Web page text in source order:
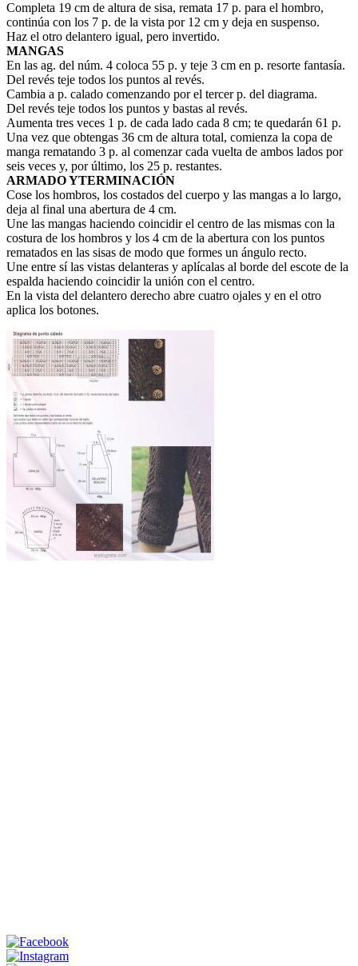
Completa 19 cm de altura de sisa, remata 17 p. para el hombro,
continúa con los 7 p. de la vista por 12 cm y deja en suspenso.
Haz el otro delantero igual, pero invertido.
MANGAS
En las ag. del núm. 4 coloca 55 p. y teje 3 cm en p. resorte fantasía.
Del revés teje todos los puntos al revés.
Cambia a p. calado comenzando por el tercer p. del diagrama.
Del revés teje todos los puntos y bastas al revés.
Aumenta tres veces 1 p. de cada lado cada 8 cm; te quedarán 61 p.
Una vez que obtengas 36 cm de altura total, comienza la copa de
manga rematando 3 p. al comenzar cada vuelta de ambos lados por
seis veces y, por último, los 25 p. restantes.
ARMADO YTERMINACIÓN
Cose los hombros, los costados del cuerpo y las mangas a lo largo,
deja al final una abertura de 4 cm.
Une las mangas haciendo coincidir el centro de las mismas con la
costura de los hombros y los 4 cm de la abertura con los puntos
rematados en las sisas de modo que formes un ángulo recto.
Une entre sí las vistas delanteras y aplícalas al borde del escote de la
espalda haciendo coincidir la unión con el centro.
En la vista del delantero derecho abre cuatro ojales y en el otro
aplica los botones.